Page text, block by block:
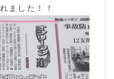
ました！！